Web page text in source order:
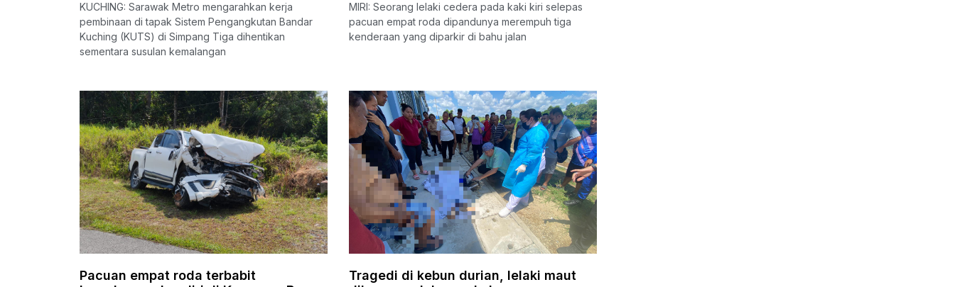
KUCHING: Sarawak Metro mengarahkan kerja
pembinaan di tapak Sistem Pengangkutan Bandar
Kuching (KUTS) di Simpang Tiga dihentikan
sementara susulan kemalangan
MIRI: Seorang lelaki cedera pada kaki kiri selepas
pacuan empat roda dipandunya merempuh tiga
kenderaan yang diparkir di bahu jalan
Pacuan empat roda terbabit
Tragedi di kebun durian, lelaki maut